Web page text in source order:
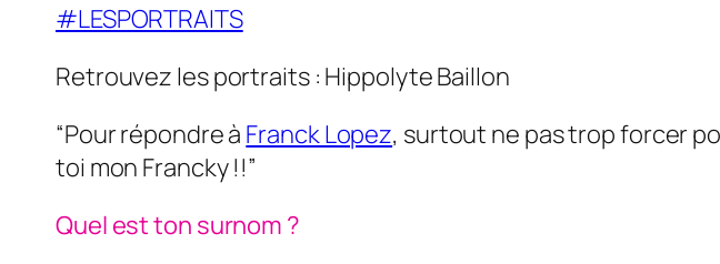
#LESPORTRAITS
Retrouvez les portraits : Hippolyte Baillon
“Pour répondre à Franck Lopez, surtout ne pas trop forcer
toi mon Francky !!”
Quel est ton surnom ?